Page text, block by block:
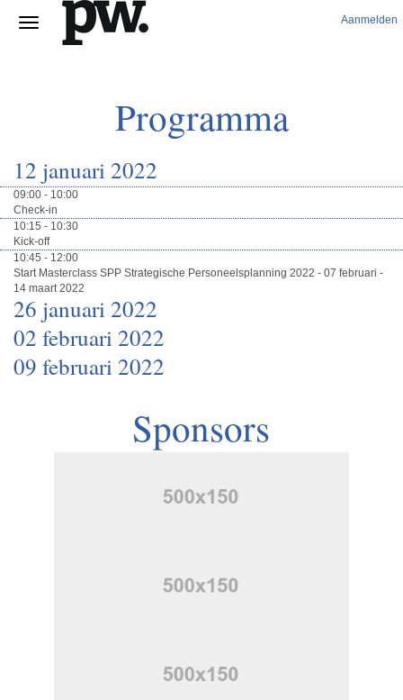
Aanmelden
Programma
12 januari 2022
09:00 - 10:00
Check-in
10:15 - 10:30
Kick-off
10:45 - 12:00
Start Masterclass SPP Strategische Personeelsplanning 2022 - 07 februari -
14 maart 2022
26 januari 2022
02 februari 2022
09 februari 2022
Sponsors